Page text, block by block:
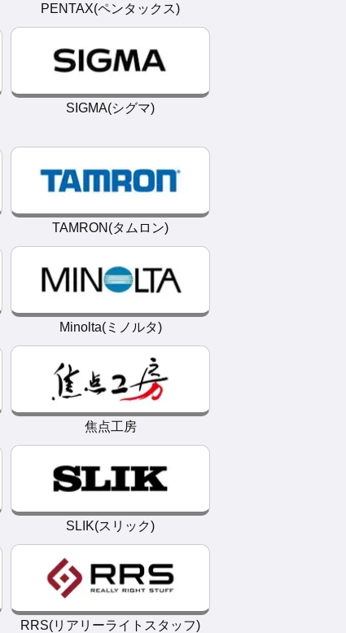
PENTAX(ペンタックス)
SIGMA(シグマ)
TAMRON(タムロン)
Minolta(ミノルタ)
焦点工房
SLIK(スリック)
RRS(リアリーライトスタッフ)